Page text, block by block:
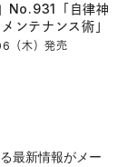
No.931「自律神
ンテナンス術」
（木）発売
る最新情報がメー